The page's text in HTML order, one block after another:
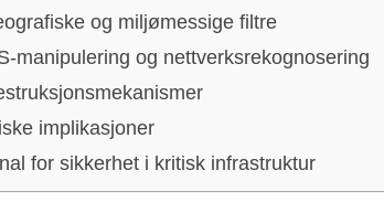
og miljømessige filtre
manipulering og nettverksrekognosering
implikasjoner
for sikkerhet i kritisk infrastruktur